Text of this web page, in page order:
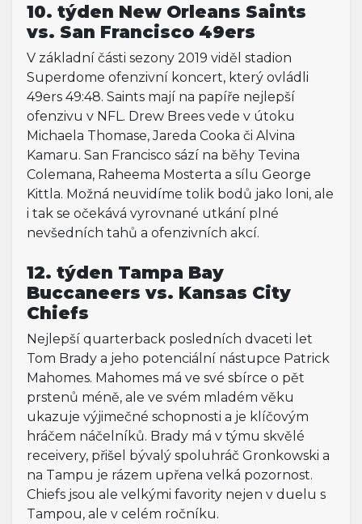
10. týden New Orleans Saints
vs. San Francisco 49ers
V základní části sezony 2019 viděl stadion
Superdome ofenzivní koncert, který ovládli
49ers 49:48. Saints mají na papíře nejlepší
ofenzivu v NFL. Drew Brees vede v útoku
Michaela Thomase, Jareda Cooka či Alvina
Kamaru. San Francisco sází na běhy Tevina
Colemana, Raheema Mosterta a sílu George
Kittla. Možná neuvidíme tolik bodů jako loni, ale
i tak se očekává vyrovnané utkání plné
nevšedních tahů a ofenzivních akcí.
12. týden Tampa Bay
Buccaneers vs. Kansas City
Chiefs
Nejlepší quarterback posledních dvaceti let
Tom Brady a jeho potenciální nástupce Patrick
Mahomes. Mahomes má ve své sbírce o pět
prstenů méně, ale ve svém mladém věku
ukazuje výjimečné schopnosti a je klíčovým
hráčem náčelníků. Brady má v týmu skvělé
receivery, přišel bývalý spoluhráč Gronkowski a
na Tampu je rázem upřena velká pozornost.
Chiefs jsou ale velkými favority nejen v duelu s
Tampou, ale v celém ročníku.